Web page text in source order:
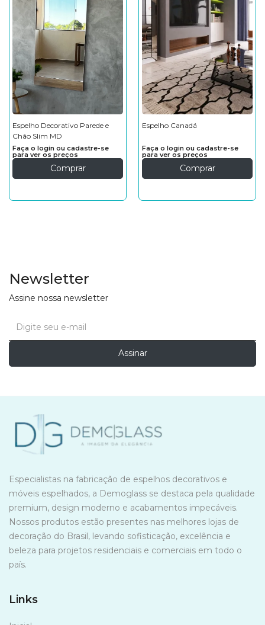
Espelho Decorativo Parede e
Chão Slim MD
Faça o login ou cadastre-se
para ver os preços
Comprar
Espelho Canadá
Faça o login ou cadastre-se
para ver os preços
Comprar
Newsletter
Assine nossa newsletter
Assinar
Especialistas na fabricação de espelhos decorativos e
móveis espelhados, a Demoglass se destaca pela qualidade
premium, design moderno e acabamentos impecáveis.
Nossos produtos estão presentes nas melhores lojas de
decoração do Brasil, levando sofisticação, excelência e
beleza para projetos residenciais e comerciais em todo o
país.
Links